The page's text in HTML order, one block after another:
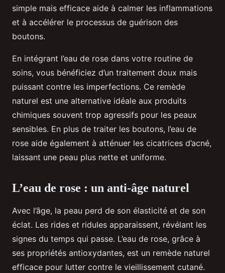
simple mais efficace aide à calmer les inflammations
et à accélérer le processus de guérison des
boutons.
En intégrant l’eau de rose dans votre routine de
soins, vous bénéficiez d’un traitement doux mais
puissant contre les imperfections. Ce remède
naturel est une alternative idéale aux produits
chimiques souvent trop agressifs pour les peaux
sensibles. En plus de traiter les boutons, l’eau de
rose aide également à atténuer les cicatrices d’acné,
laissant une peau plus nette et uniforme.
L’eau de rose : un anti-âge naturel
Avec l’âge, la peau perd de son élasticité et de son
éclat. Les rides et ridules apparaissent, révélant les
signes du temps qui passe. L’eau de rose, grâce à
ses propriétés antioxydantes, est un remède naturel
efficace pour lutter contre le vieillissement cutané.